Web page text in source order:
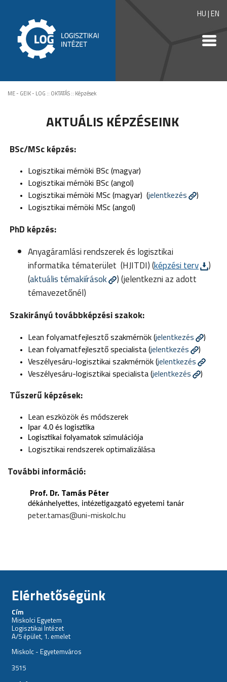
HU|EN
ME - GEIK - LOG :: OKTATÁS:: Képzések
AKTUÁLIS KÉPZÉSEINK
BSc/MSc képzés:
Logisztikai mérnöki BSc (magyar)
Logisztikai mérnöki BSc (angol)
Logisztikai mérnöki MSc (magyar) (jelentkezés
)
Logisztikai mérnöki MSc (angol)
PhD képzés:
Anyagáramlási rendszerek és logisztikai
informatika tématerület (HJITDI) (képzési terv
)
(aktuális témakiírások
) (jelentkezni az adott
témavezetőnél)
Szakirányú továbbképzési szakok:
Lean folyamatfejlesztő szakmérnök (jelentkezés
)
Lean folyamatfejlesztő specialista (jelentkezés
)
Veszélyesáru-logisztikai szakmérnök (jelentkezés
Veszélyesáru-logisztikai specialista (jelentkezés )
Tűszerű képzések:
Lean eszközök és módszerek
Ipar 4.0 és logisztika
Logisztikai folyamatok szimulációja
Logisztikai rendszerek optimalizálása
További információ:
Prof. Dr. Tamás Péter
dékánhelyettes, intézetigazgató egyetemi tanár
peter.tamas@uni-miskolc.hu
Elérhetőségünk
Cím
Miskolci Egyetem
Logisztikai Intézet
A/5 épület, 1. emelet
Miskolc - Egyetemváros
3515